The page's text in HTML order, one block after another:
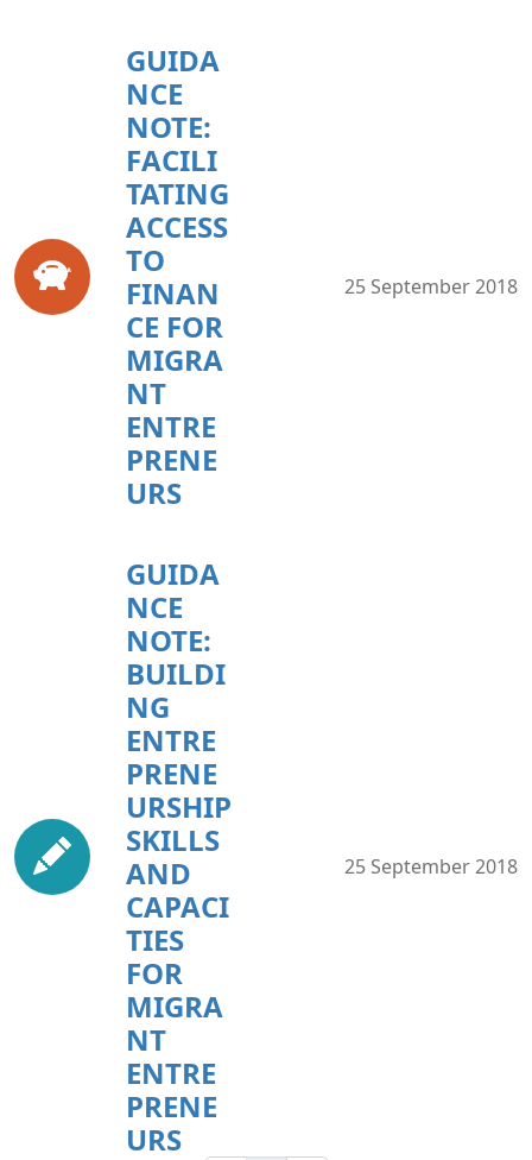
GUIDA
NCE
NOTE:
FACILI
TATING
ACCESS
TO
FINAN
CE FOR
MIGRA
NT
ENTRE
PRENE
URS
25 September 2018
GUIDA
NCE
NOTE:
BUILDI
NG
ENTRE
PRENE
URSHIP
SKILLS
AND
CAPACI
TIES
FOR
MIGRA
NT
ENTRE
PRENE
URS
25 September 2018